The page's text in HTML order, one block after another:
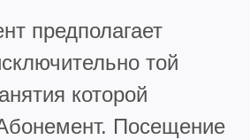
предполагает
той
которой
Посещение